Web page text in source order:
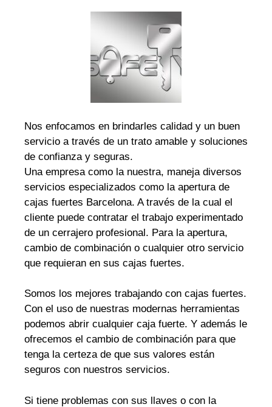
Nos enfocamos en brindarles calidad y un buen
servicio a través de un trato amable y soluciones
de confianza y seguras.
Una empresa como la nuestra, maneja diversos
servicios especializados como la apertura de
cajas fuertes Barcelona. A través de la cual el
cliente puede contratar el trabajo experimentado
de un cerrajero profesional. Para la apertura,
cambio de combinación o cualquier otro servicio
que requieran en sus cajas fuertes.
Somos los mejores trabajando con cajas fuertes.
Con el uso de nuestras modernas herramientas
podemos abrir cualquier caja fuerte. Y además le
ofrecemos el cambio de combinación para que
tenga la certeza de que sus valores están
seguros con nuestros servicios.
Si tiene problemas con sus llaves o con la